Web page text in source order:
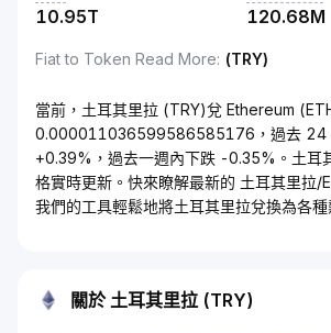
10.95T 120.68M
Fiat to Token Read More: (TRY)
當前，土耳其里拉 (TRY)兌 Ethereum
0.000011036599586585176，過去 24
+0.39%，過去一週內下跌 -0.35%。土耳
格實時更新。快來瞭解最新的 土耳其里拉/
我們的工具輕鬆地將土耳其里拉兌換為各種
關於 土耳其里拉 (TRY)